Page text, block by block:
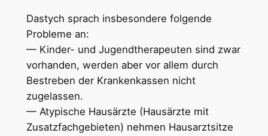
Dastych sprach insbesondere folgende
Probleme an:
— Kinder- und Jugendtherapeuten sind zwar
vorhanden, werden aber vor allem durch
Bestreben der Krankenkassen nicht
zugelassen.
— Atypische Hausärzte (Hausärzte mit
Zusatzfachgebieten) nehmen Hausarztsitze